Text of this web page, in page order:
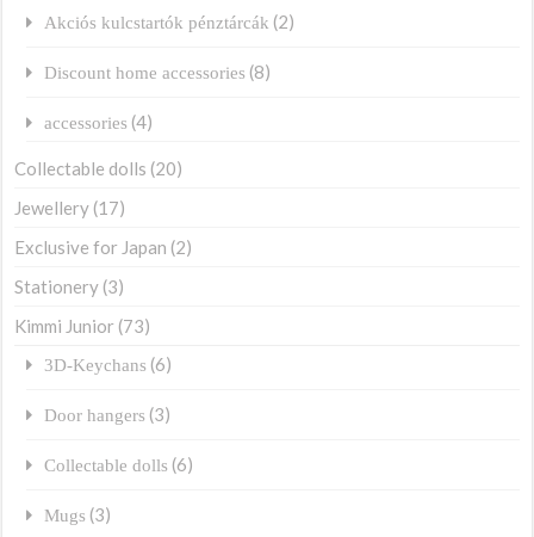
Akciós kulcstartók pénztárcák (2)
Discount home accessories (8)
accessories (4)
Collectable dolls (20)
Jewellery (17)
Exclusive for Japan (2)
Stationery (3)
Kimmi Junior (73)
3D-Keychans (6)
Door hangers (3)
Collectable dolls (6)
Mugs (3)